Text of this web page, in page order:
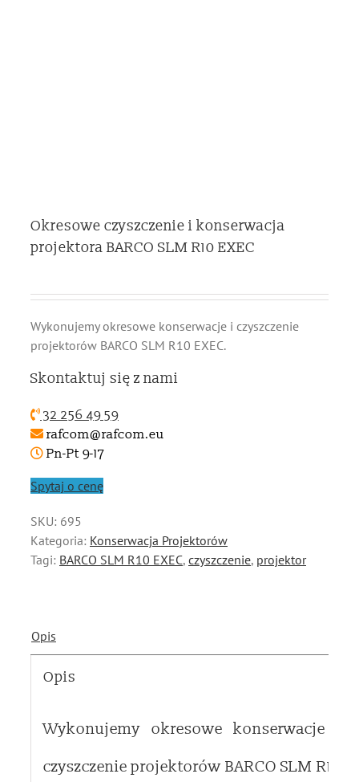
Okresowe czyszczenie i konserwacja
projektora BARCO SLM R10 EXEC
Wykonujemy okresowe konserwacje i czyszczenie
projektorów BARCO SLM R10 EXEC.
Skontaktuj się z nami
32 256 49 59
rafcom@rafcom.eu
Pn-Pt 9-17
Spytaj o cenę
SKU: 695
Kategoria: Konserwacja Projektorów
Tagi: BARCO SLM R10 EXEC, czyszczenie, projektor
Opis
Opis
Wykonujemy okresowe konserwacje i
czyszczenie projektorów BARCO SLM R10